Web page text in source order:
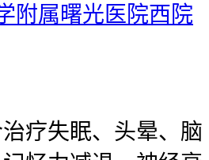
附属曙光医院西院
疗失眠、头晕、脑